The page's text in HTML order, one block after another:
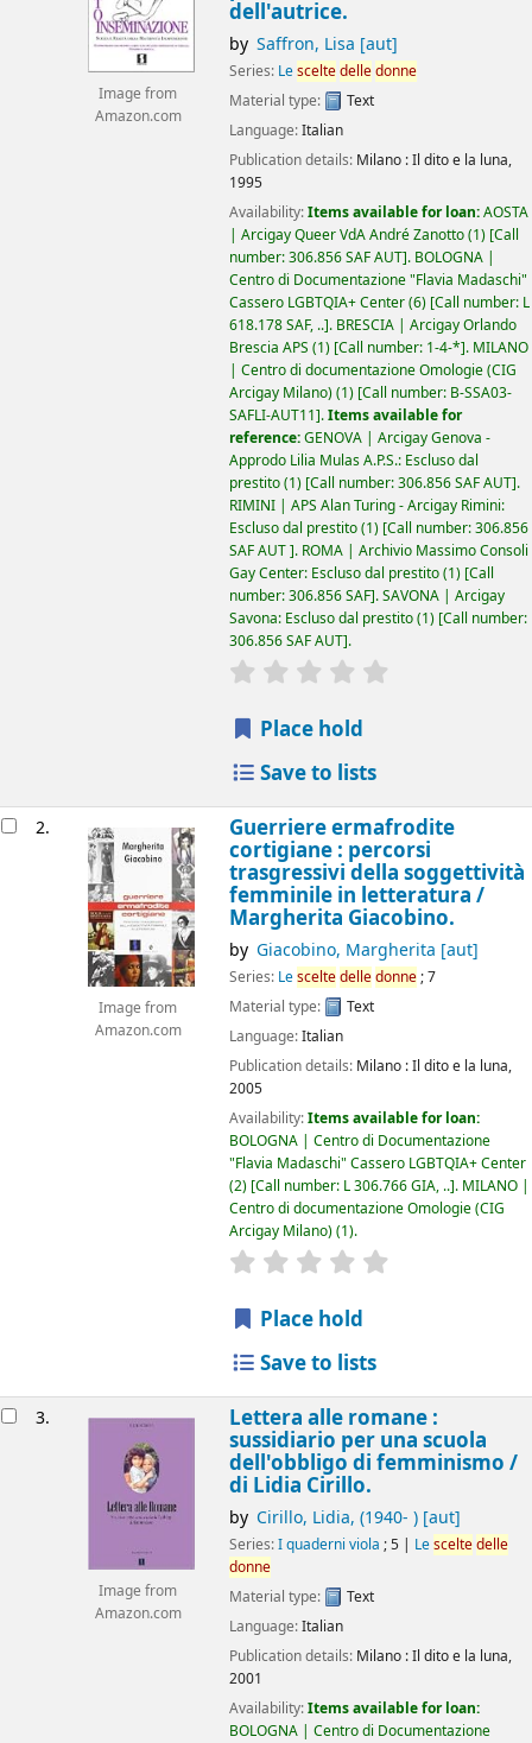
Image from
Amazon.com
dell'autrice.
by Saffron, Lisa [aut]
Series: Lesceltedelledonne
Material type:
Text
Language:Italian
Publication details: Milano :Il dito e la luna,
1995
Availability:Items available for loan:AOSTA
| Arcigay Queer VdA André Zanotto(1) Call
number:306.856 SAF AUT . BOLOGNA |
Centro di Documentazione "Flavia Madaschi"
Cassero LGBTQIA+ Center(6) Call number: L
618.178 SAF, .. . BRESCIA | Arcigay Orlando
Brescia APS (1) Call number: 1-4-* . MILANO
| Centro di documentazione Omologie (CIG
Arcigay Milano)(1) Call number: B-SSA03-
SAFLI-AUT11 .Items available for
reference:GENOVA | Arcigay Genova -
Approdo Lilia Mulas A.P.S.: Escluso dal
prestito(1) Call number:306.856 SAF AUT .
RIMINI | APS Alan Turing - Arcigay Rimini:
Escluso dal prestito(1) Call number:306.856
SAF AUT . ROMA | Archivio Massimo Consoli
Gay Center: Escluso dal prestito(1) Call
number:306.856 SAF .SAVONA | Arcigay
Savona: Escluso dal prestito(1) Call number:
306.856 SAF AUT .
star rating
Place hold
Save to lists
2.
Image from
Amazon.com
Guerriere ermafrodite
cortigiane : percorsi
trasgressivi della soggettività
femminile in letteratura /
Margherita Giacobino.
by Giacobino, Margherita [aut]
Series: Lesceltedelledonne; 7
Material type:
Text
Language:Italian
Publication details: Milano :Il dito e la luna,
2005
Availability:Items available for loan:
BOLOGNA | Centro di Documentazione
"Flavia Madaschi" Cassero LGBTQIA+ Center
(2) Call number: L 306.766 GIA, .. . MILANO |
Centro di documentazione Omologie (CIG
Arcigay Milano)(1).
star rating
Place hold
Save to lists
3.
Image from
Amazon.com
Lettera alle romane :
sussidiario per una scuola
dell'obbligo di femminismo /
di Lidia Cirillo.
by Cirillo, Lidia, (1940- )[aut]
Series:I quaderni viola ; 5| Lesceltedelle
donne
Material type:
Text
Language:Italian
Publication details: Milano :Il dito e la luna,
2001
Availability:Items available for loan:
BOLOGNA | Centro di Documentazione